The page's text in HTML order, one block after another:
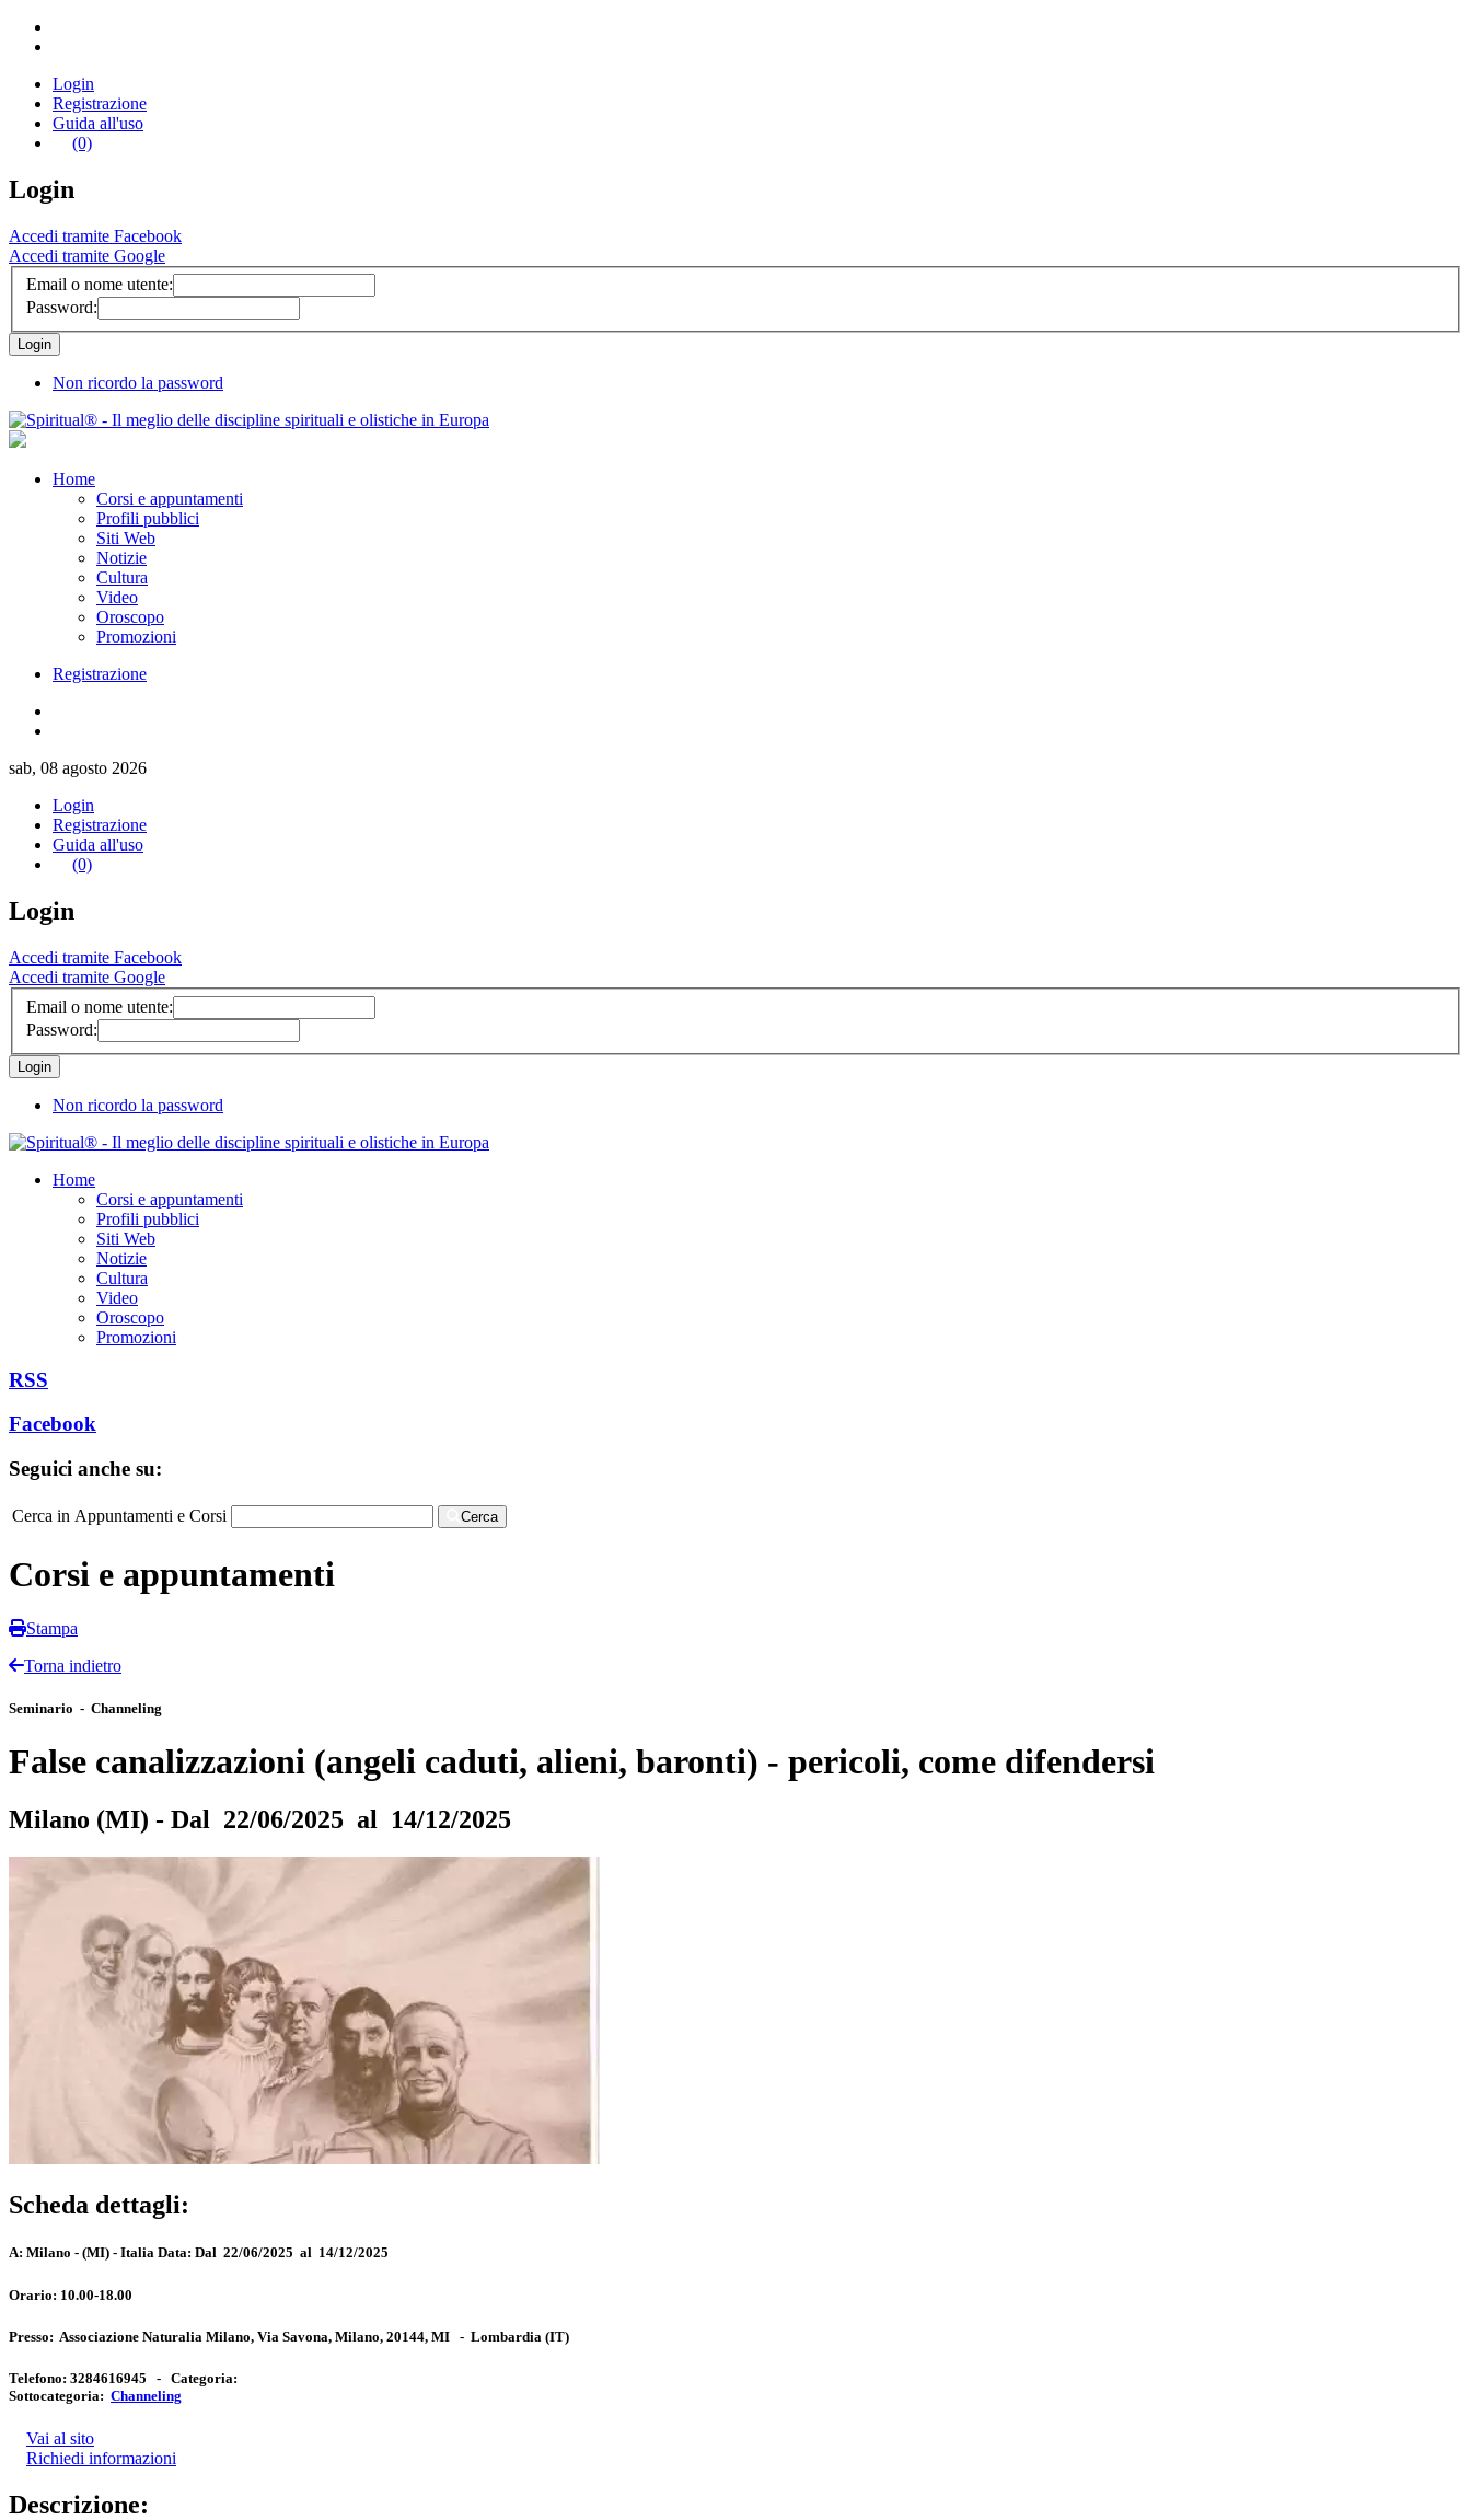
Login
Registrazione
Guida all'uso
(0)
Login
Accedi tramite Facebook
Accedi tramite Google
Email o nome utente:
Password:
Non ricordo la password
Home
Corsi e appuntamenti
Profili pubblici
Siti Web
Notizie
Cultura
Video
Oroscopo
Promozioni
Registrazione
sab, 08 agosto 2026
Login
Registrazione
Guida all'uso
(0)
Login
Accedi tramite Facebook
Accedi tramite Google
Email o nome utente:
Password:
Non ricordo la password
Home
Corsi e appuntamenti
Profili pubblici
Siti Web
Notizie
Cultura
Video
Oroscopo
Promozioni
RSS
Facebook
Seguici anche su:
Cerca in Appuntamenti e Corsi Cerca
Corsi e appuntamenti
Stampa
Torna indietro
Seminario - Channeling
False canalizzazioni (angeli caduti, alieni, baronti) - pericoli, come difendersi
Milano (MI) - Dal 22/06/2025 al 14/12/2025
Scheda dettagli:
A: Milano - (MI) - Italia Data: Dal 22/06/2025 al 14/12/2025
Orario: 10.00-18.00
Presso: Associazione Naturalia Milano, Via Savona, Milano, 20144, MI - Lombardia (IT)
Telefono: 3284616945 - Categoria:
Sottocategoria: Channeling
Vai al sito
Richiedi informazioni
Descrizione: